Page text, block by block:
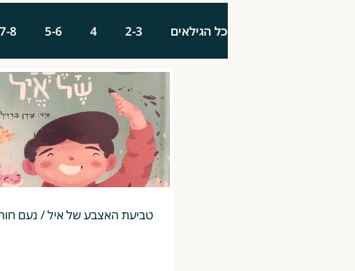
כל הגילאים 2-3
4
5-6
7-8
טביעת האצבע של איל / נעם